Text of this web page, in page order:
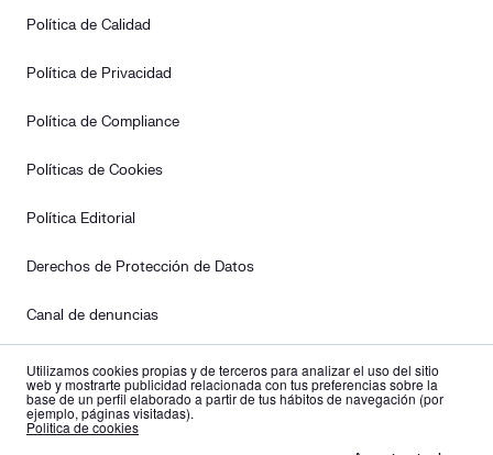
Utilizamos cookies propias y de terceros para analizar el uso del sitio
web y mostrarte publicidad relacionada con tus preferencias sobre la
base de un perfil elaborado a partir de tus hábitos de navegación (por
ejemplo, páginas visitadas).
Politica de cookies
es en
Política de Calidad
Política de Privacidad
Política de Compliance
Políticas de Cookies
Política Editorial
Derechos de Protección de Datos
Canal de denuncias
Plan de Igualdad